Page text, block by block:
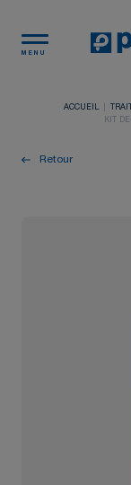
MENU
ACCUEIL
KIT
Retour